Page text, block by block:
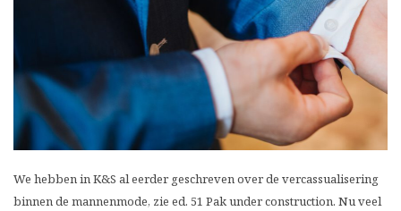
We hebben in K&S al eerder geschreven over de vercassualisering
binnen de mannenmode, zie ed. 51 Pak under construction. Nu veel